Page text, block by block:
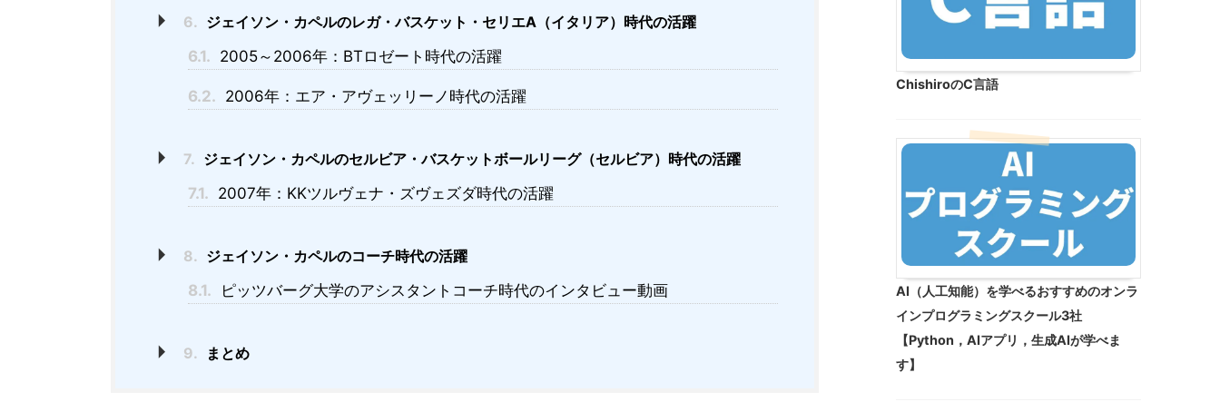
6. ジェイソン・カペルのレガ・バスケット・セリエA（イタリア）時代の活躍
6.1. 2005～2006年：BTロゼート時代の活躍
6.2. 2006年：エア・アヴェッリーノ時代の活躍
7. ジェイソン・カペルのセルビア・バスケットボールリーグ（セルビア）時代の活躍
7.1. 2007年：KKツルヴェナ・ズヴェズダ時代の活躍
8. ジェイソン・カペルのコーチ時代の活躍
8.1.
ピッツバーグ大学のアシスタントコーチ時代のインタビュー動画
9. まとめ
ChishiroのC言語
AI（人工知能）を学べるおすすめのオンラ
インプログラミングスクール3社
【Python，AIアプリ，生成AIが学べま
す】